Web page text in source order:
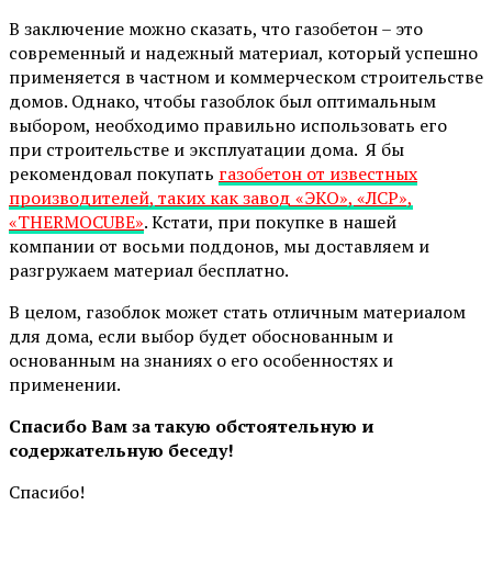
В заключение можно сказать, что газобетон – это
современный и надежный материал, который успешно
применяется в частном и коммерческом строительстве
домов. Однако, чтобы газоблок был оптимальным
выбором, необходимо правильно использовать его
при строительстве и эксплуатации дома. Я бы
рекомендовал покупать газобетон от известных
производителей, таких как завод «ЭКО», «ЛСР»,
«THERMOCUBE». Кстати, при покупке в нашей
компании от восьми поддонов, мы доставляем и
разгружаем материал бесплатно.
В целом, газоблок может стать отличным материалом
для дома, если выбор будет обоснованным и
основанным на знаниях о его особенностях и
применении.
Спасибо Вам за такую обстоятельную и
содержательную беседу!
Спасибо!